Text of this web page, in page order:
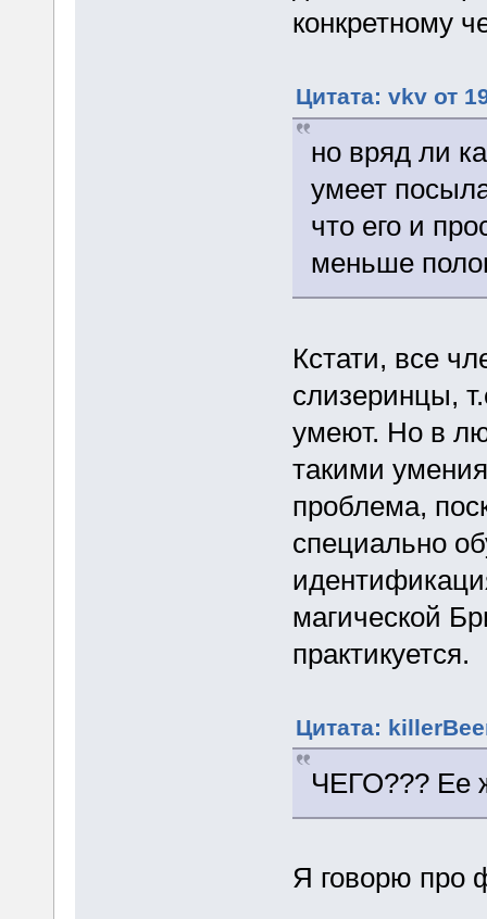
конкретному
Цитата: vkv от
но вряд ли
умеет
что его и
меньше
Кстати, все
слизеринцы,
умеют. Но в
такими
проблема,
специально
магической
практикуется.
Цитата:
ЧЕГО??? Ее
Я говорю про